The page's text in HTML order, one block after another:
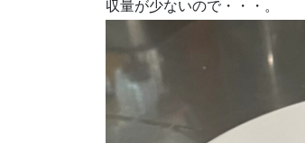
収量が少ないので・・・。